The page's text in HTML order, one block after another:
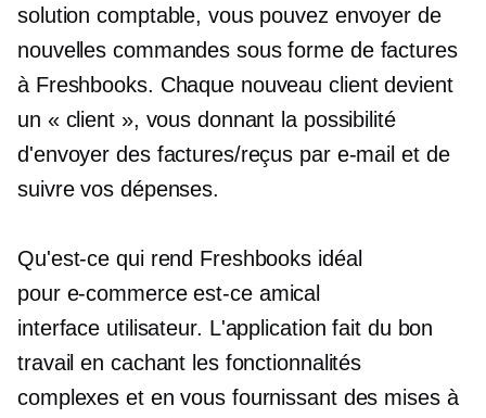
solution comptable, vous pouvez envoyer de
nouvelles commandes sous forme de factures
à Freshbooks. Chaque nouveau client devient
un « client », vous donnant la possibilité
d'envoyer des factures/reçus par e-mail et de
suivre vos dépenses.
Qu'est-ce qui rend Freshbooks idéal
pour e-commerceest-ce amical
interface utilisateur. L'application fait du bon
travail en cachant les fonctionnalités
complexes et en vous fournissant des mises à